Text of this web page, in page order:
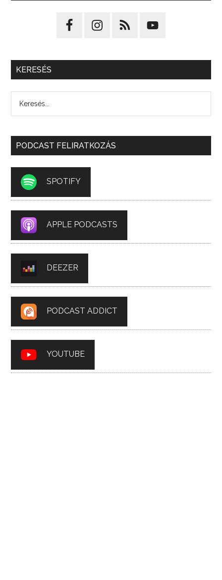
KERESÉS
PODCAST FELIRATKOZÁS
SPOTIFY
APPLE PODCASTS
DEEZER
PODCAST ADDICT
YOUTUBE